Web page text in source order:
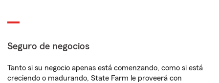
Seguro de negocios
Tanto si su negocio apenas está comenzando, como si está
creciendo o madurando, State Farm le proveerá con